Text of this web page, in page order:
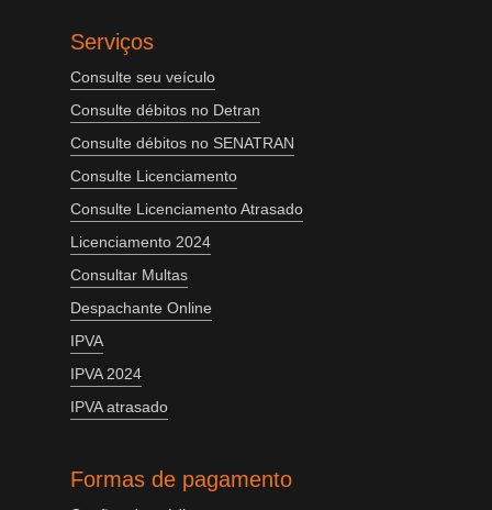
Serviços
Consulte seu veículo
Consulte débitos no Detran
Consulte débitos no SENATRAN
Consulte Licenciamento
Consulte Licenciamento Atrasado
Licenciamento 2024
Consultar Multas
Despachante Online
IPVA
IPVA 2024
IPVA atrasado
Formas de pagamento